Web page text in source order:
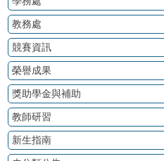
教務處
競賽資訊
榮譽成果
獎助學金與補助
教師研習
新生指南